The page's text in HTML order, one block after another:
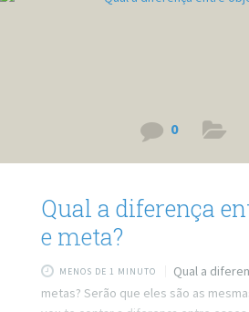
0
Qual a diferença
e meta?
MENOS DE 1 MINUTO
Qual a
metas? Serão que eles são as